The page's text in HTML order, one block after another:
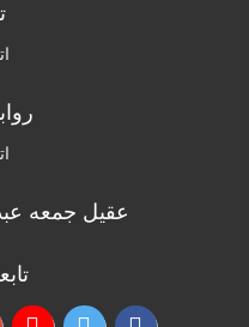
الخارجية:
من منظومة
القرارات
الزراعة:
التربية: نظام
عقيل جمعه